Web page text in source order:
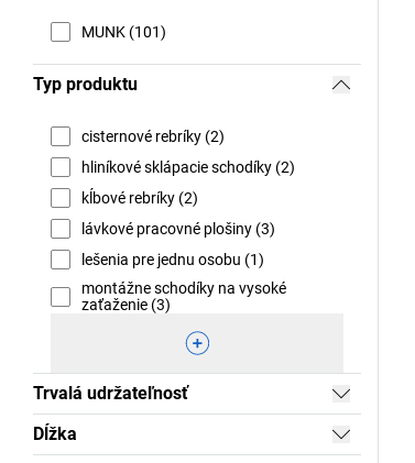
MUNK (101)
Typ produktu
cisternové rebríky (2)
hliníkové sklápacie schodíky (2)
kĺbové rebríky (2)
lávkové pracovné plošiny (3)
lešenia pre jednu osobu (1)
montážne schodíky na vysoké
zaťaženie (3)
Trvalá udržateľnosť
Dĺžka